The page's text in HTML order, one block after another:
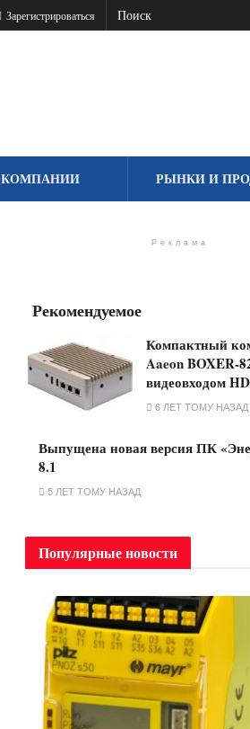
Зарегистрироваться
КОМПАНИИ РЫНКИ И
Реклама
Рекомендуемое
Компактный
Aaeon BOXER-
видеовходом
6 ЛЕТ ТОМУ НАЗАД
Выпущена новая версия ПК
8.1
5 ЛЕТ ТОМУ НАЗАД
Популярные новости